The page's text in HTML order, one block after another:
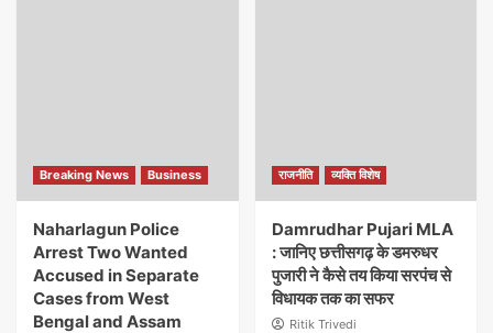
Breaking News Business
Naharlagun Police
Arrest Two Wanted
Accused in Separate
Cases from West
Bengal and Assam
राजनीति व्यक्ति विशेष
Damrudhar Pujari MLA
: जानिए छत्तीसगढ़ के डमरुधर
पुजारी ने कैसे तय किया सरपंच से
विधायक तक का सफर
Ritik Trivedi